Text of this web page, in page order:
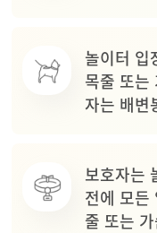
놀이터 입
목줄 또는
자는 배변
보호자는
전에 모든
줄 또는